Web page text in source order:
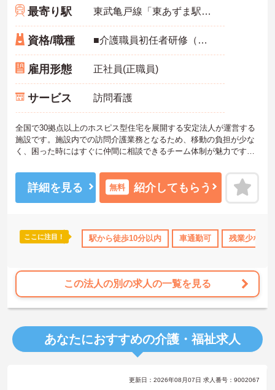
最寄り駅 東武亀戸線「東あずま駅」徒歩7分
資格/職種 ■介護職員初任者研修（ヘルパー2級）以上 ※有料老人ホーム、特別養護老人ホーム、グループホームなど介護施設での経験ある方歓迎 ※ホスピス勤務（訪問介護）や「看取り」が初めての方も可
雇用形態 正社員(正職員)
サービス 訪問看護
全国で30拠点以上のホスピス型住宅を展開する安定法人が運営する
施設です。施設内での訪問介護業務となるため、移動の負担が少な
く、困った時にはすぐに仲間に相談できるチーム体制が魅力です。
援金が支給される独自の制度や、美容皮膚科などの割引が受けられ
る福利厚生も充実しています。ホスピスケアが初めてでも、充実し
た入社時研修と資格取得支援制度を活用し、専門性を高めながらご
供したい方にぴったりの環境です。
す】
・がん末期・神経難病の方に特化したホスピス型住宅ならではの専
護未経験の方も安心して業務に慣れることができます
・訪問診療医と24時間連携し、チームで看取りに取り組む体制が整
っているため、「看取りのプロ」として他施設では得られない経験
・処遇改善手当78,000円、賞与は年2回＋処遇改善一時金も別途支給
詳細を見る 無料 紹介してもらう
ここに注目！ 駅から徒歩10分以内 車通勤可 残業少なめ
この法人の別の求人の一覧を見る
あなたにおすすめの介護・福祉求人
更新日：2026年08月07日 求人番号：9002067